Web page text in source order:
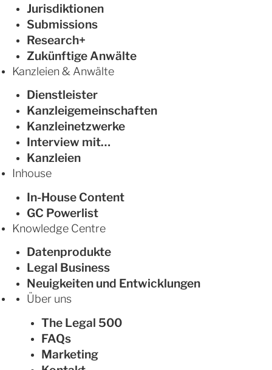
Jurisdiktionen
Submissions
Research+
Zukünftige Anwälte
Kanzleien & Anwälte
Dienstleister
Kanzleigemeinschaften
Kanzleinetzwerke
Interview mit…
Kanzleien
Inhouse
In-House Content
GC Powerlist
Knowledge Centre
Datenprodukte
Legal Business
Neuigkeiten und Entwicklungen
Über uns
The Legal 500
FAQs
Marketing